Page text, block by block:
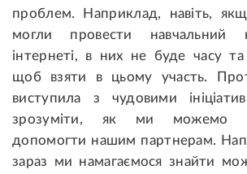
проблем. Наприклад, навіть,
могли провести навчальний
інтернеті, в них не буде часу
щоб взяти в цьому участь.
виступила з чудовими
зрозуміти, як ми можемо
допомогти нашим партнерам.
зараз ми намагаємося знайти